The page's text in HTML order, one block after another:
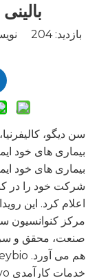
بازدید:204
بیماری های خود